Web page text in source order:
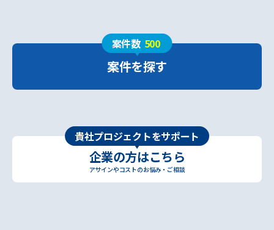
案件数 500
案件を探す
貴社プロジェクトをサポート
企業の方はこちら
アサインやコストのお悩み・ご相談